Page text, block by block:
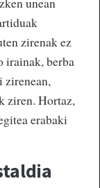
zirenak ez
irainak, berba
zirenean,
ziren. Hortaz,
erabaki